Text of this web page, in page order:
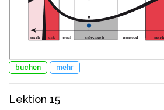
buchen mehr
Lektion 15